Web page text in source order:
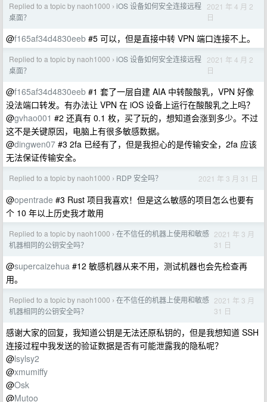
Replied to a topic by naoh1000 › iOS 设备如何安全连接远程
桌面？
2021 年 4 月 2
日
@f165af34d4830eeb #5 可以，但是直接中转 VPN 端口连接不上。
Replied to a topic by naoh1000 › iOS 设备如何安全连接远程
桌面？
2021 年 4 月 2
日
@f165af34d4830eeb #1 套了一层自建 AIA 中转酸酸乳，VPN 好像
没法端口转发。有办法让 VPN 在 iOS 设备上运行在酸酸乳之上吗？
@gvhao001 #2 还真有 0.1 枚，买了玩的，想知道会涨到多少。不过
这不是关键原因，电脑上有很多敏感数据。
@dingwen07 #3 2fa 已经有了，但是我担心的是传输安全，2fa 应该
无法保证传输安全。
Replied to a topic by naoh1000 › RDP 安全吗？ 2021 年 3 月 31 日
@opentrade #3 Rust 项目我喜欢！但是这么敏感的项目怎么也要有
个 10 年以上历史我才敢用
Replied to a topic by naoh1000 › 在不信任的机器上使用和敏感
机器相同的公钥安全吗？
2021 年 3 月
31 日
@supercaizehua #12 敏感机器从来不用，测试机器也会先检查再
用。
Replied to a topic by naoh1000 › 在不信任的机器上使用和敏感
机器相同的公钥安全吗？
2021 年 3 月
31 日
感谢大家的回复，我知道公钥是无法还原私钥的，但是我想知道 SSH
连接过程中我发送的验证数据是否有可能泄露我的隐私呢？
@lsylsy2
@xmumiffy
@Osk
@Mutoo